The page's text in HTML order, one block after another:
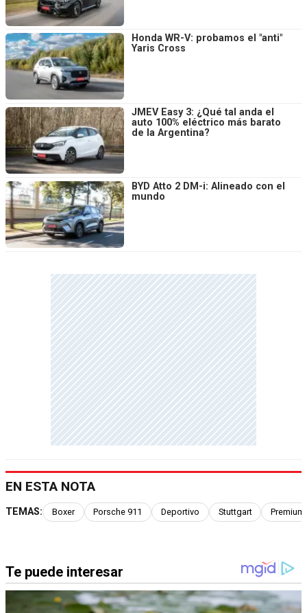
Honda WR-V: probamos el "anti"
Yaris Cross
JMEV Easy 3: ¿Qué tal anda el
auto 100% eléctrico más barato
de la Argentina?
BYD Atto 2 DM-i: Alineado con el
mundo
EN ESTA NOTA
TEMAS: Boxer Porsche 911 Deportivo Stuttgart Premium